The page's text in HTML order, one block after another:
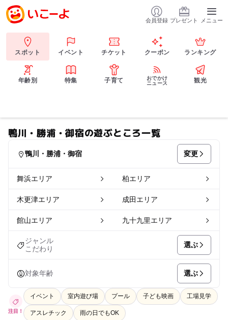
会員登録 プレゼント メニュー
スポット イベント チケット クーポン ランキング
年齢別 特集 子育て
おでかけ
ニュース
観光
鴨川・勝浦・御宿の遊ぶところ一覧
鴨川・勝浦・御宿 変更
舞浜エリア 柏エリア
木更津エリア 成田エリア
館山エリア 九十九里エリア
ジャンル
こだわり
選ぶ
対象年齢 選ぶ
注目！
イベント 室内遊び場 プール 子ども映画 工場見学
アスレチック 雨の日でもOK